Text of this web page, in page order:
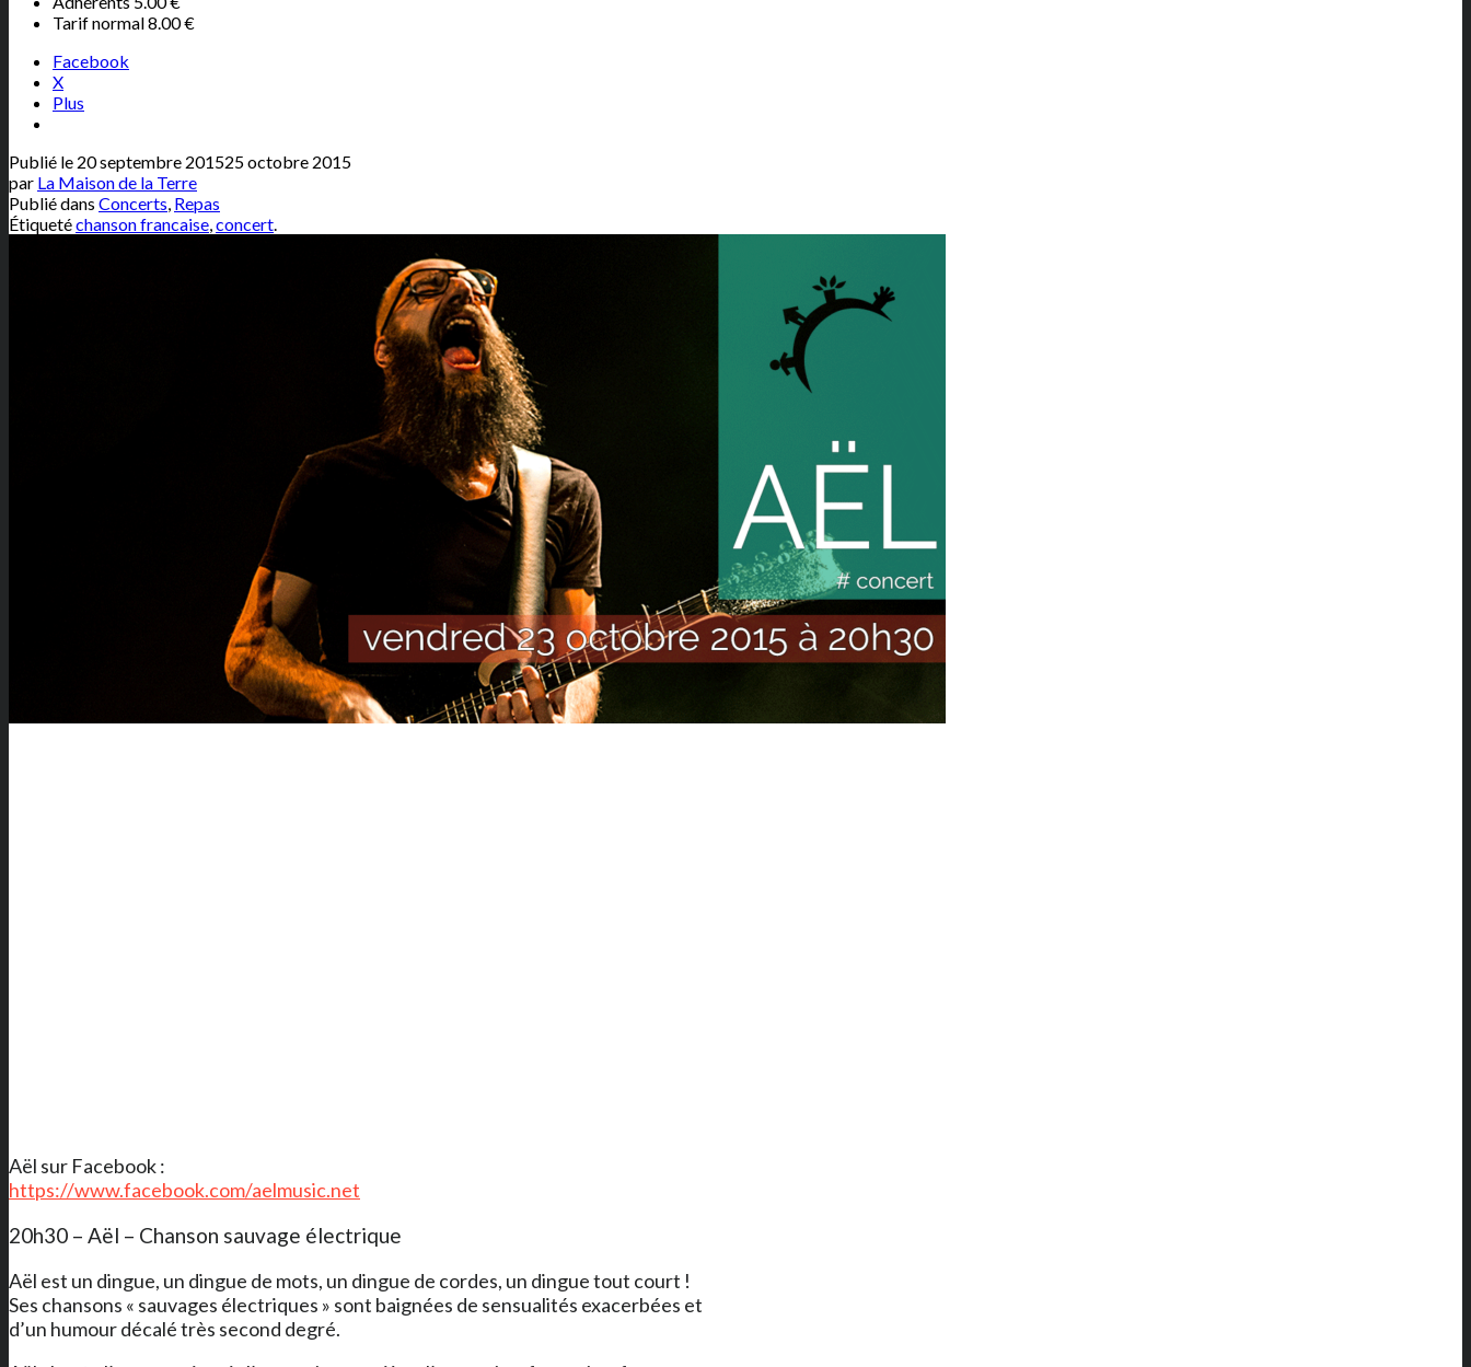
Tarif normal 8.00 €
Facebook
X
Plus
Publié le 20 septembre 201525 octobre 2015
par La Maison de la Terre
Publié dans Concerts, Repas
Étiquetéchanson francaise,concert.
Aël sur Facebook :
https://www.facebook.com/aelmusic.net
20h30 – Aël – Chanson sauvage électrique
Aël est un dingue, un dingue de mots, un dingue de cordes, un dingue tout court !
Ses chansons « sauvages électriques » sont baignées de sensualités exacerbées et
d’un humour décalé très second degré.